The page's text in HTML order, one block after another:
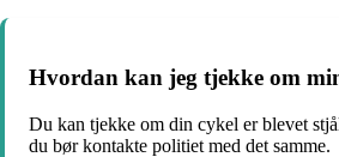
Hvordan kan jeg tjekke om
Du kan tjekke om din cykel er blevet
du bør kontakte politiet med det samme.